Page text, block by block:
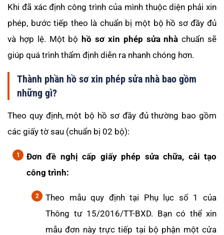
Khi đã xác định công trình của mình thuộc diện phải xin
phép, bước tiếp theo là chuẩn bị một bộ hồ sơ đầy đủ
và hợp lệ. Một bộhồ sơ xin phép sửa nhà chuẩn sẽ
giúp quá trình thẩm định diễn ra nhanh chóng hơn.
Thành phần hồ sơ xin phép sửa nhà bao gồm
những gì?
Theo quy định, một bộ hồ sơ đầy đủ thường bao gồm
các giấy tờ sau (chuẩn bị 02 bộ):
Đơn đề nghị cấp giấy phép sửa chữa, cải tạo
công trình:
Theo mẫu quy định tại Phụ lục số 1 của
Thông tư 15/2016/TT-BXD. Bạn có thể xin
mẫu đơn này trực tiếp tại bộ phận một cửa